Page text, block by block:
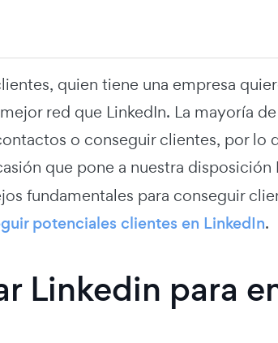
quien tiene una empresa
red que LinkedIn. La mayoría
o conseguir clientes, por lo
que pone a nuestra disposición
fundamentales para conseguir
potenciales clientes en LinkedIn.
Linkedin para